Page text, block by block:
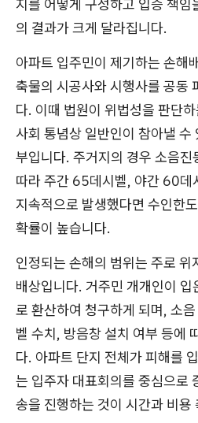
지를 어떻게 구성하고 입증 책임
의 결과가 크게 달라집니다.
아파트 입주민이 제기하는 손해
축물의 시공사와 시행사를 공동
다. 이때 법원이 위법성을 판단
사회 통념상 일반인이 참아낼 수
부입니다. 주거지의 경우 소음진
따라 주간 65데시벨, 야간 60데
지속적으로 발생했다면 수인한
확률이 높습니다.
인정되는 손해의 범위는 주로 위
배상입니다. 거주민 개개인이
로 환산하여 청구하게 되며, 소
벨 수치, 방음창 설치 여부 등에
다. 아파트 단지 전체가 피해를
는 입주자 대표회의를 중심으로
송을 진행하는 것이 시간과 비용